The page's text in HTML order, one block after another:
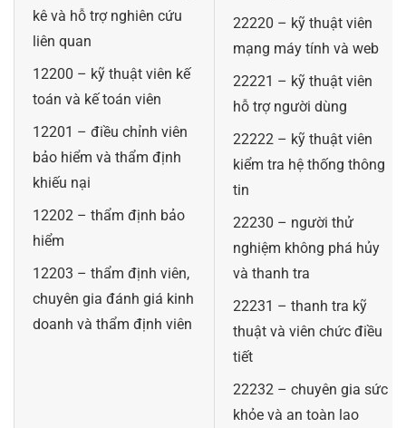
kê và hỗ trợ nghiên cứu
liên quan
12200 – kỹ thuật viên kế
toán và kế toán viên
12201 – điều chỉnh viên
bảo hiểm và thẩm định
khiếu nại
12202 – thẩm định bảo
hiểm
12203 – thẩm định viên,
chuyên gia đánh giá kinh
doanh và thẩm định viên
22220 – kỹ thuật viên
mạng máy tính và web
22221 – kỹ thuật viên
hỗ trợ người dùng
22222 – kỹ thuật viên
kiểm tra hệ thống thông
tin
22230 – người thử
nghiệm không phá hủy
và thanh tra
22231 – thanh tra kỹ
thuật và viên chức điều
tiết
22232 – chuyên gia sức
khỏe và an toàn lao